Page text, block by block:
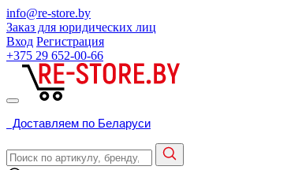
info@re-store.by
Заказ для юридических лиц
Вход Регистрация
+375 29 652-00-66
Доставляем по Беларуси